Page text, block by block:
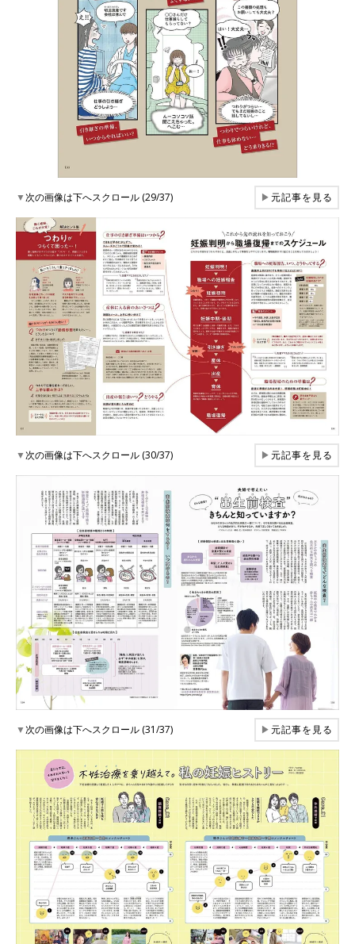
▼次の画像は下へスクロール (29/37) ▶元記事を見る
▼次の画像は下へスクロール (30/37) ▶元記事を見る
▼次の画像は下へスクロール (31/37) ▶元記事を見る